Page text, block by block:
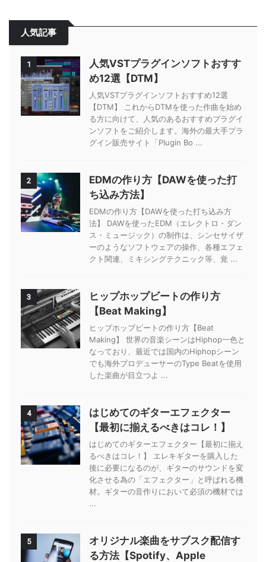
人気記事
1
人気VSTプラグインソフトおすす
め12選【DTM】
人気VSTプラグインソフトおすすめ12選
【DTM】 これからDTMを使った作曲を始め
る方に向けて、人気のあるおすすめプラグイ
ンソフトをご紹介します。海外の最大手プラ
グイン販売サイト「Plugin Bo ...
2
EDMの作り方【DAWを使った打
ち込み方法】
EDMの作り方【DAWを使った打ち込み方
法】 DAWを使ったEDM（エレクトロ・ダン
ス・ミュージック）の制作は、シンセサイザ
ーのようなソフトウェアの操作、各種エフェ
クト関連、ミキシングテクニック等、覚 ...
3
ヒップホップビートの作り方
【Beat Making】
ヒップホップビートの作り方【Beat
Making】 世界の音楽シーンはHiphop一色と
なっており、最近では国内のHiphopシーン
でも海外プロデューサーのType Beatを使用
した楽曲が目立つよ ...
4
はじめてのギターエフェクター
【最初に揃えるべきはコレ！】
はじめてのギターエフェクター【最初に揃え
るべきはコレ！】 エレキギターを購入した
後に必要になるのが、ギターのサウンドを変
化させる為の「エフェクター」と呼ばれる機
材。ギターの音作りにおいて必須の機材では
...
5
オリジナル楽曲をサブスク配信す
る方法【Spotify、Apple